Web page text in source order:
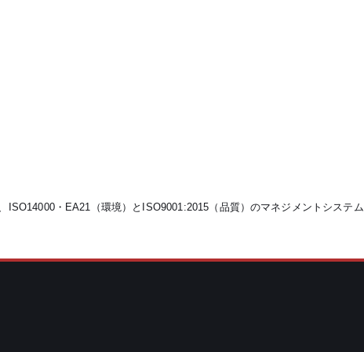
ISO14000・EA21（環境）とISO9001:2015（品質）のマネジメントシステム